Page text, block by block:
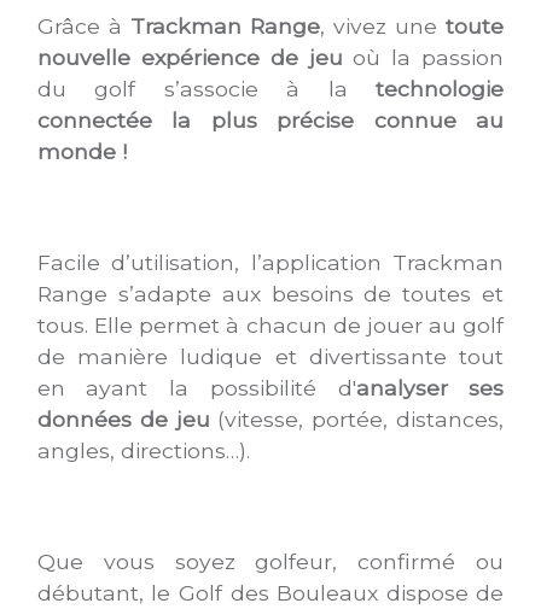
Grâce à Trackman Range, vivez unetoute
nouvelle expérience de jeu où la passion
du golf s’associe à latechnologie
connectée la plus précise connue au
monde !
Facile d’utilisation, l’application Trackman
Range s’adapte aux besoins de toutes et
tous. Elle permet à chacun de jouer au golf
de manière ludique et divertissante tout
en ayant la possibilité d'analyser ses
données de jeu (vitesse, portée, distances,
angles, directions…).
Que vous soyez golfeur, confirmé ou
débutant, le Golf des Bouleaux dispose de